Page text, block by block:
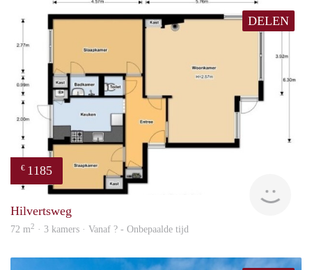
DELEN
€ 1185
Hilvertsweg
72 m2 · 3 kamers · Vanaf ? - Onbepaalde tijd